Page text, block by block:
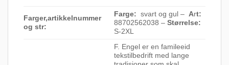
Farger,artikkelnummer
og str:
Farge: svart og gul – Art:
88702562038 – Størrelse:
S-2XL
F. Engel er en famileeid
tekstilbedrift med lange